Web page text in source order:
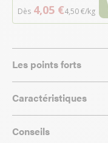
Dès 4,05 €4,50 €/kg
Les points forts
Caractéristiques
Conseils